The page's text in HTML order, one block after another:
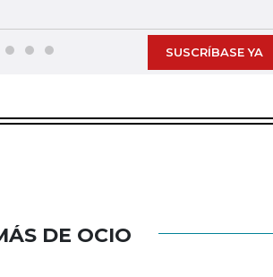
SUSCRÍBASE YA
DE OCIO